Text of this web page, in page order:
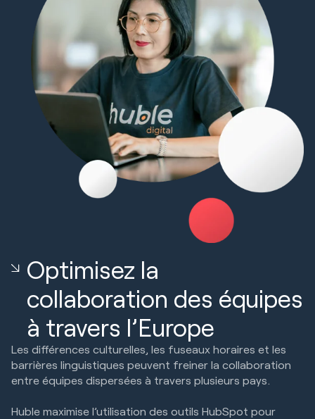
Optimisez la
collaboration des équipes
à travers l’Europe
Les différences culturelles, les fuseaux horaires et les
barrières linguistiques peuvent freiner la collaboration
entre équipes dispersées à travers plusieurs pays.
Huble maximise l’utilisation des outils HubSpot pour